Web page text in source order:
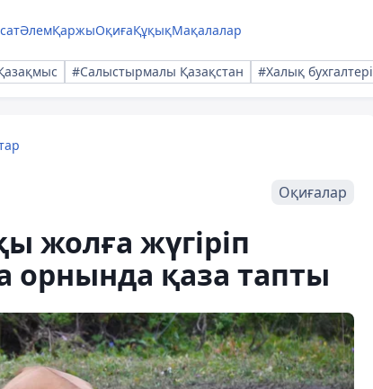
ӘлемҚаржыОқиғаҚұқықМақалалар
#Салыстырмалы Қазақстан #Халық бухгалтері
Оқиғалар
жолға жүгіріп
орнында қаза тапты